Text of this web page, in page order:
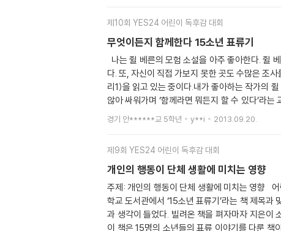
일 밤, 태풍이 세차게 불어댔다. 오클랜드 언덕
집으로 악당들이 걸어오고 있다면 나는 매우 긴
들과 에번즈,케이트는 악당들과 싸웠다. 소년들
필요한 짐들을 싣었다. 그리고 소년들과 에번즈,
위기에 처할 까봐 떨리기도 했을 것
를 타고 집으로 갈수있다고 말했다 그렇게 브리
커서 선원이되서, 그 섬(체이먼섬)을 다시 탐험해
제10회 YES24 어린이 독후감 대회
무엇이든지 함께한다 15소년 표류기
다. 또, 자신이 직접 가보지 못한 곳도 수많은 조
리1)을 읽고 있는 중이다.내가 좋아하는 작가의
않아 싸워가며 ‘함께라면 뭐든지 할 수 있다’라
어 놓은 밧줄을 모르고 풀어버렸다. 이렇게 모험
서 육지로 가자! 서둘러!” 라고 소리쳤다.하지만 브리앙의 의견은 달랐다. 결국 싸움이 일어났다. 큰 형 고든이 진정시켰지만 아직 둘은 분이 풀리지 않았다. 드디어 육지에 도착
사람이 남긴 지도와 펜, 그리고 책상들을 보고 이
살고 있는 곳에서 바로 반대편 쪽으로 갔다. 며칠
게 쫓기고 있어요! 제발 살려주세요!” 라고 브리
있을 것이라고 했다. 순간 브리앙은 도니판에 생
스가 배를 고쳐줘서 2년 만에 소년들은 모험을
다면 재규어에게 먹힐 뻔 했고, 또 이 모험에서 혼자였다면 죽을 수도 있었을 것이다. “뭐든지 함께 하
경기 안******교 5학년 y**i 2013.09.20.
제9회 YES24 어린이 독후감 대회
개인의 행동이 단체 생활에 미치는 영향
주제: 개인의 행동이 단체 생활에 미치는 영향
학교 도서관에서 ‘15소년 표류기’라는 책 제목
과 생각이 들었다. 빌려온 책을 펴자마자 지은이
이 책은 15명의 소년들의 표류 이야기를 다룬 책